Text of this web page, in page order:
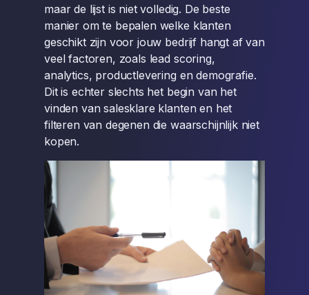
maar de lijst is niet volledig. De beste
manier om te bepalen welke klanten
geschikt zijn voor jouw bedrijf hangt af van
veel factoren, zoals lead scoring,
analytics, productlevering en demografie.
Dit is echter slechts het begin van het
vinden van salesklare klanten en het
filteren van degenen die waarschijnlijk niet
kopen.